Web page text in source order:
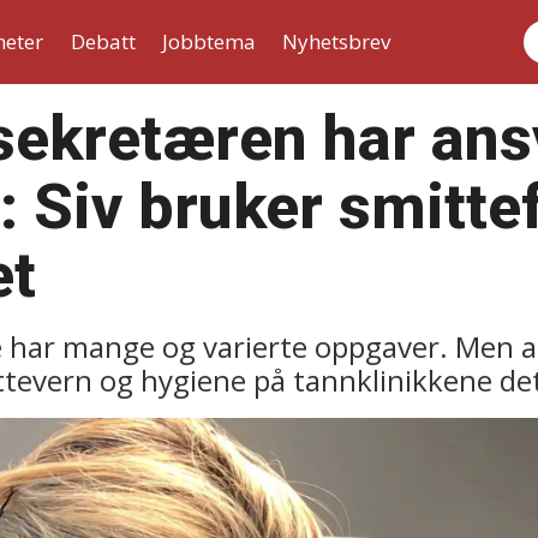
Debatt Jobbtema Nyhetsbrev
har
Siv bruker
mange og varierte oppgaver. Men
og hygiene på tannklinikkene